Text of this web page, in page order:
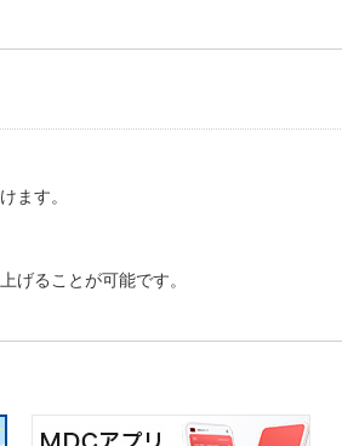
ます。
げることが可能です。